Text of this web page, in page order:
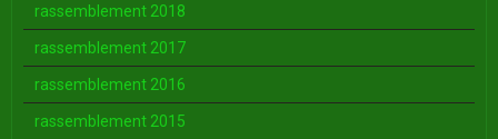
rassemblement 2018
rassemblement 2017
rassemblement 2016
rassemblement 2015